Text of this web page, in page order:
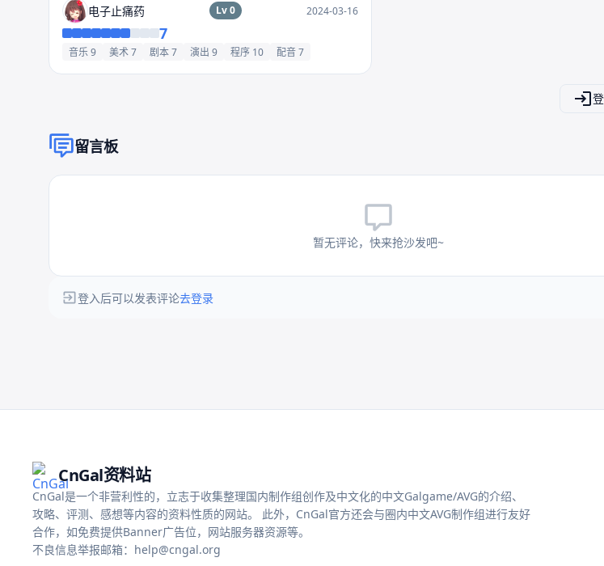
电子止痛药 Lv 0 2024-03-16
7
音乐 9 美术 7 剧本 7 演出 9 程序 10 配音 7
留言板
暂无评论，快来抢沙发吧~
登入后可以发表评论去登录
CnGal资料站
CnGal是一个非营利性的，立志于收集整理国内制作组创作及中文化的中文Galgame/AVG的介绍、
攻略、评测、感想等内容的资料性质的网站。 此外，CnGal官方还会与圈内中文AVG制作组进行友好
合作，如免费提供Banner广告位，网站服务器资源等。
不良信息举报邮箱：help@cngal.org